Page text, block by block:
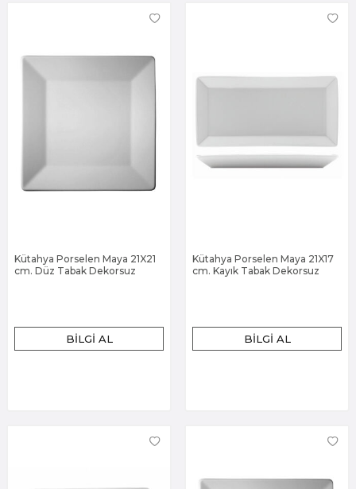
Kütahya Porselen Maya 21X21
cm. Düz Tabak Dekorsuz
BILGI AL
Kütahya Porselen Maya 21X17
cm. Kayık Tabak Dekorsuz
BILGI AL